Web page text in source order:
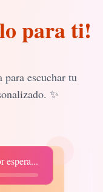
para ti!
para escuchar tu
✨
espera...